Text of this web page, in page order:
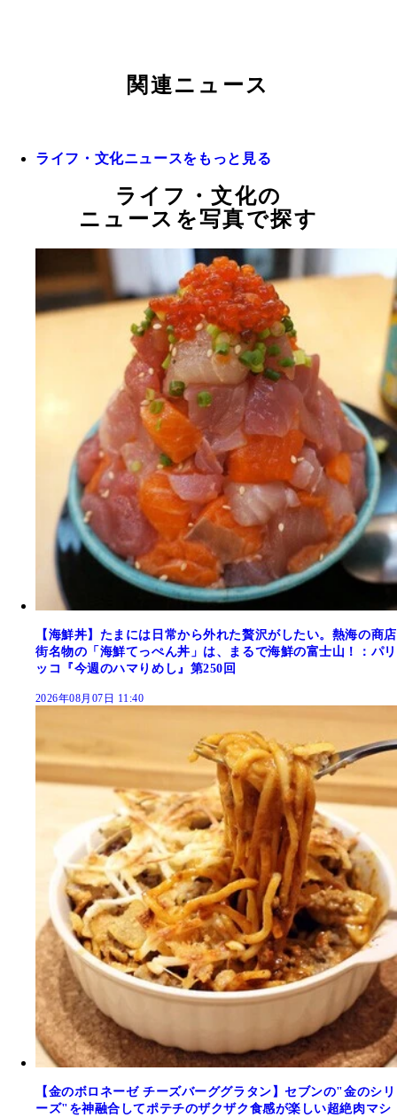
関連ニュース
ライフ・文化ニュースをもっと見る
ライフ・文化の
ニュースを写真で探す
【海鮮丼】たまには日常から外れた贅沢がしたい。熱海の商店
街名物の「海鮮てっぺん丼」は、まるで海鮮の富士山！：パリ
ッコ『今週のハマりめし』第250回
2026年08月07日 11:40
【金のボロネーゼ チーズバーググラタン】セブンの"金のシリ
ーズ"を神融合してポテチのザクザク食感が楽しい超絶肉マシ